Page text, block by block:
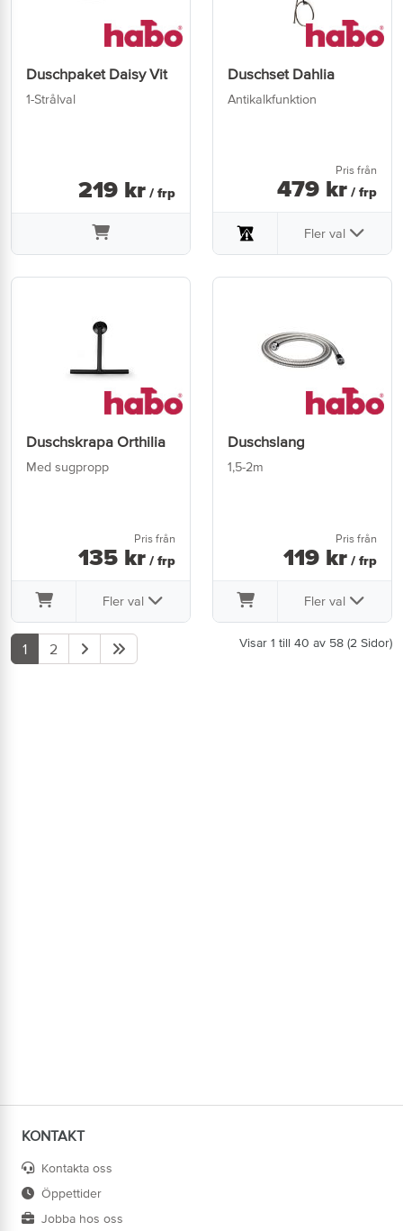
Duschpaket Daisy Vit
1-Strålval
219 kr / frp
Duschset Dahlia
Antikalkfunktion
Pris från
479 kr / frp
Fler val
Duschskrapa Orthilia
Med sugpropp
Pris från
135 kr / frp
Fler val
Duschslang
1,5-2m
Pris från
119 kr / frp
Fler val
1 2 Visar 1 till 40 av 58 (2 Sidor)
KONTAKT
Kontakta oss
Öppettider
Jobba hos oss